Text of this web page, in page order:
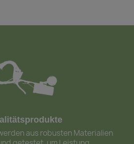
aus robusten Materialien